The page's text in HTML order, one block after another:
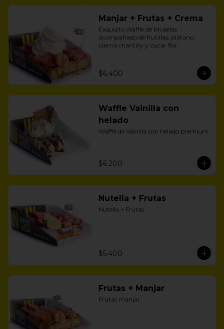
Manjar + Frutas + Crema
Exquisito Waffle de bruselas
acompañado de frutillas, plátano,
crema chantilly y zúcar flor.
$6.400
Waffle Vainilla con
helado
Waffle de Vainilla con helado premium
$6.200
Nutella + Frutas
Nutella + Frutas
$5.400
Frutas + Manjar
Frutas manjar